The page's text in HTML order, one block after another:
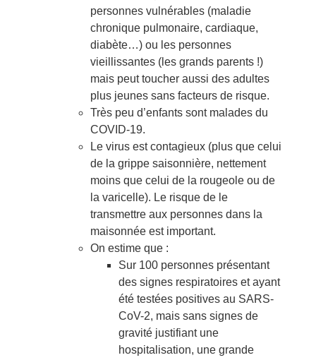
personnes vulnérables (maladie
chronique pulmonaire, cardiaque,
diabète…) ou les personnes
vieillissantes (les grands parents !)
mais peut toucher aussi des adultes
plus jeunes sans facteurs de risque.
Très peu d’enfants sont malades du
COVID-19.
Le virus est contagieux (plus que celui
de la grippe saisonnière, nettement
moins que celui de la rougeole ou de
la varicelle). Le risque de le
transmettre aux personnes dans la
maisonnée est important.
On estime que :
Sur 100 personnes présentant
des signes respiratoires et ayant
été testées positives au SARS-
CoV-2, mais sans signes de
gravité justifiant une
hospitalisation, une grande